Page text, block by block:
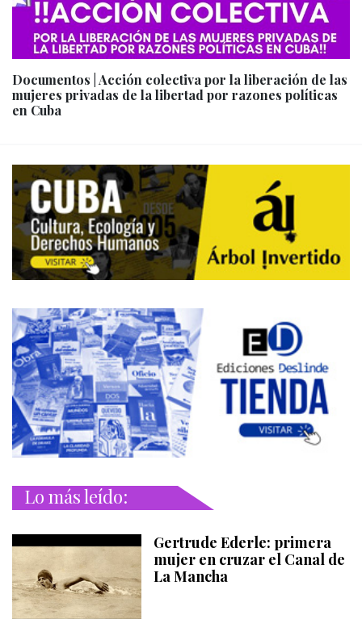
Documentos | Acción colectiva por la liberación de las
mujeres privadas de la libertad por razones políticas
en Cuba
Lo más leído:
Gertrude Ederle: primera
mujer en cruzar el Canal de
La Mancha